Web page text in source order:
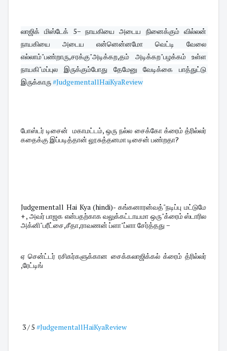
லாஜிக் மிஸ்டேக் 5− நாயகியை அடைய நினைக்கும் வில்லன்
நாயகியை அடைய என்னென்னமோ வெட்டி வேலை
எல்லாம்"பண்றாரு,சரக்கு"அடிக்கற,தம் அடிக்கற"பழக்கம் உள்ள
நாயகி"மப்புல இருக்கும்போது தேமேனு வேடிக்கை பாத்துட்டு
இருக்காரு #JudgementallHaiKyaReview
போஸ்டர் டிசைன் மகாமட்டம், ஒரு நல்ல சைக்கோ க்ரைம் த்ரில்லர்
கதைக்கு இப்படித்தான் லூசுத்தனமா டிசைன் பண்றதா?
Judgementall Hai Kya (hindi)- கங்கனாரன்வத்"நடிப்பு மட்டுமே
+ , அவர் பாஜக என்பதற்காக வலுக்கட்டாயமா ஒரு"க்ரைம் ஸ்டாரில
அக்னி"பரீட்சை,சீதா,ராவணன் ப்ளா"ப்ளா சேர்த்தது −
ஏ சென்ட்டர் ரசிகர்களுக்கான சைக்கலாஜிக்கல் க்ரைம் த்ரில்லர்
,ரேட்டிங்
3 / 5 #JudgementallHaiKyaReview